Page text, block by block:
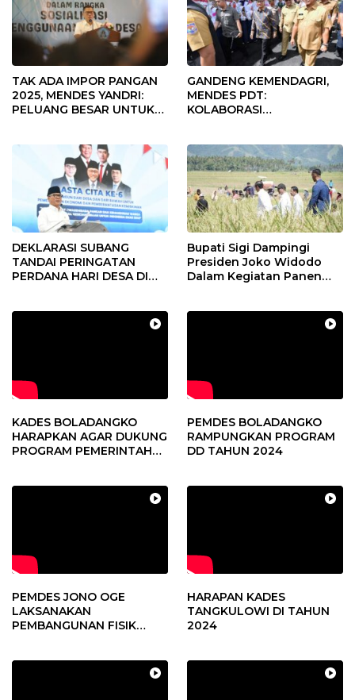
TAK ADA IMPOR PANGAN
2025, MENDES YANDRI:
PELUANG BESAR UNTUK
GANDENG KEMENDAGRI,
MENDES PDT:
KOLABORASI
DEKLARASI SUBANG
TANDAI PERINGATAN
PERDANA HARI DESA DI
Bupati Sigi Dampingi
Presiden Joko Widodo
Dalam Kegiatan Panen
KADES BOLADANGKO
HARAPKAN AGAR DUKUNG
PROGRAM PEMERINTAH
PEMDES BOLADANGKO
RAMPUNGKAN PROGRAM
DD TAHUN 2024
PEMDES JONO OGE
LAKSANAKAN
PEMBANGUNAN FISIK
HARAPAN KADES
TANGKULOWI DI TAHUN
2024